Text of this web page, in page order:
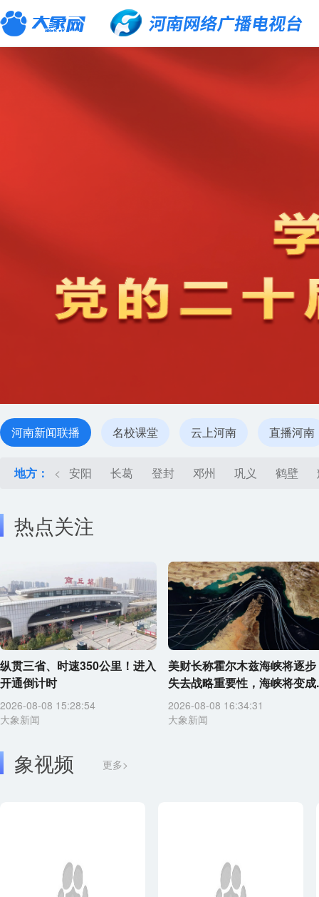
河南新闻联播 名校课堂 云上河南 直播河南
地方： < 安阳 长葛 登封 邓州 巩义 鹤壁
热点关注
纵贯三省、时速350公里！进入
开通倒计时
2026-08-08 15:28:54
大象新闻
美财长称霍尔木兹海峡将逐步
失去战略重要性，海峡将变成
2026-08-08 16:34:31
大象新闻
象视频 更多>